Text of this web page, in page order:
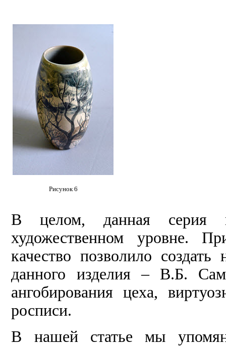
Рисунок 6
В целом, данная серия
художественном уровне.
качество позволило создать
данного изделия – В.Б.
ангобирования цеха,
росписи.
В нашей статье мы